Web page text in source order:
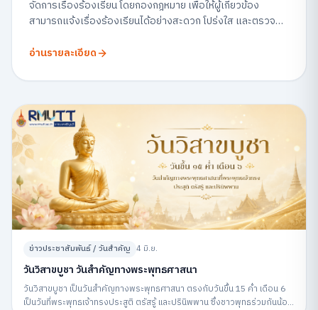
จัดการเรื่องร้องเรียน โดยกองกฎหมาย เพื่อให้ผู้เกี่ยวข้อง
สามารถแจ้งเรื่องร้องเรียนได้อย่างสะดวก โปร่งใส และตรวจ
อ่านรายละเอียด
ข่าวประชาสัมพันธ์ / วันสำคัญ 4 มิ.ย.
วันวิสาขบูชา วันสำคัญทางพระพุทธศาสนา
วันวิสาขบูชา เป็นวันสำคัญทางพระพุทธศาสนา ตรงกับวันขึ้น 15 ค่ำ เดือน 6
เป็นวันที่พระพุทธเจ้าทรงประสูติ ตรัสรู้ และปรินิพพาน ซึ่งชาวพุทธร่วมกันน้อม